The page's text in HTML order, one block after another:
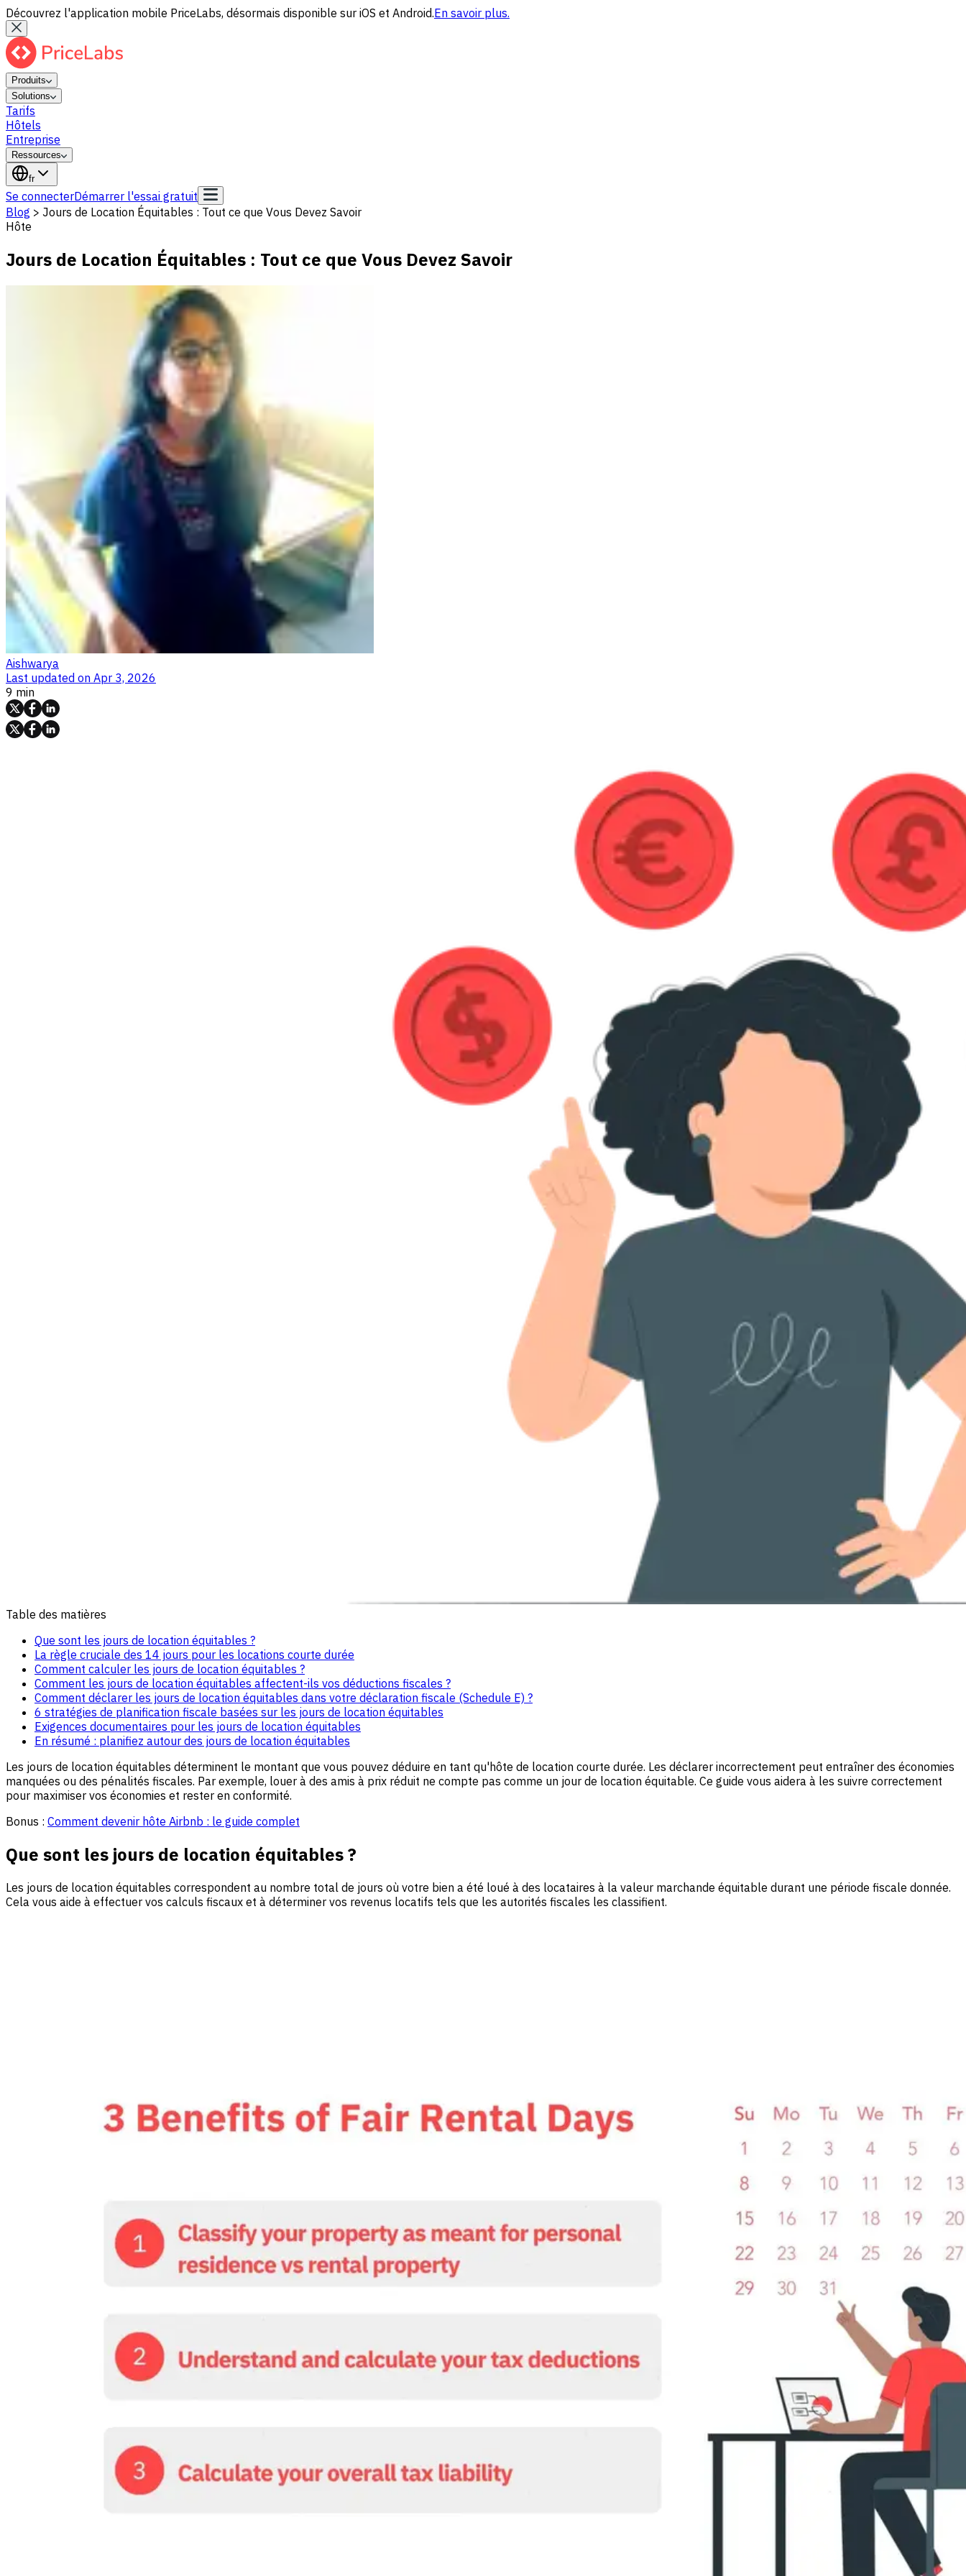
Découvrez l'application mobile PriceLabs, désormais disponible sur iOS et Android.En savoir plus.
Produits
Solutions
Tarifs
Hôtels
Entreprise
Ressources
fr
Se connecterDémarrer l'essai gratuit
Blog > Jours de Location Équitables : Tout ce que Vous Devez Savoir
Hôte
Jours de Location Équitables : Tout ce que Vous Devez Savoir
Aishwarya
Last updated on Apr 3, 2026
9 min
Table des matières
Que sont les jours de location équitables ?
La règle cruciale des 14 jours pour les locations courte durée
Comment calculer les jours de location équitables ?
Comment les jours de location équitables affectent-ils vos déductions fiscales ?
Comment déclarer les jours de location équitables dans votre déclaration fiscale (Schedule E) ?
6 stratégies de planification fiscale basées sur les jours de location équitables
Exigences documentaires pour les jours de location équitables
En résumé : planifiez autour des jours de location équitables
Les jours de location équitables déterminent le montant que vous pouvez déduire en tant qu'hôte de location courte durée. Les déclarer incorrectement peut entraîner des économies
manquées ou des pénalités fiscales. Par exemple, louer à des amis à prix réduit ne compte pas comme un jour de location équitable. Ce guide vous aidera à les suivre correctement
pour maximiser vos économies et rester en conformité.
Bonus : Comment devenir hôte Airbnb : le guide complet
Que sont les jours de location équitables ?
Les jours de location équitables correspondent au nombre total de jours où votre bien a été loué à des locataires à la valeur marchande équitable durant une période fiscale donnée.
Cela vous aide à effectuer vos calculs fiscaux et à déterminer vos revenus locatifs tels que les autorités fiscales les classifient.